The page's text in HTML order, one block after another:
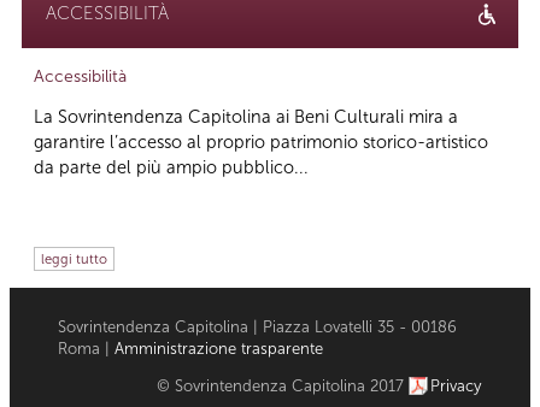
ACCESSIBILITÀ
Accessibilità
La Sovrintendenza Capitolina ai Beni Culturali mira a
garantire l’accesso al proprio patrimonio storico-artistico
da parte del più ampio pubblico...
leggi tutto
Sovrintendenza Capitolina | Piazza Lovatelli 35 - 00186
Roma | Amministrazione trasparente
© Sovrintendenza Capitolina 2017 Privacy